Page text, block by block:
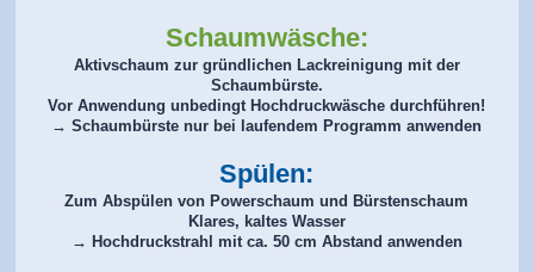
Schaumwäsche:
Aktivschaum zur gründlichen Lackreinigung mit der
Schaumbürste.
Vor Anwendung unbedingt Hochdruckwäsche durchführen!
→ Schaumbürste nur bei laufendem Programm anwenden
Spülen:
Zum Abspülen von Powerschaum und Bürstenschaum
Klares, kaltes Wasser
→ Hochdruckstrahl mit ca. 50 cm Abstand anwenden